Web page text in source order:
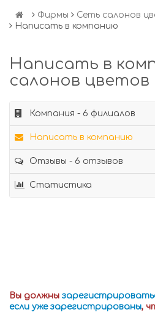
Фирмы
Сеть салонов
Написать в компанию
Написать в
салонов цветов
Компания - 6 филиалов
Написать в компанию
Отзывы - 6 отзывов
Статистика
Вы должны
если уже зарегистрированы,